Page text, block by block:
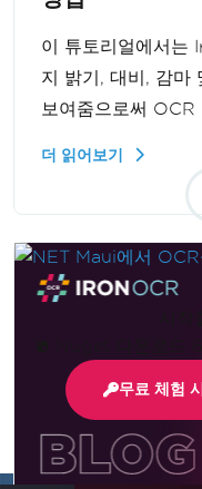
이 튜토리얼에서는
지 밝기, 대비, 감마
보여줌으로써 OCR
과를 얻을 수 있어
로 수행할 수 있습
더 읽어보기
시
Nuget 다운로드
무료 체험